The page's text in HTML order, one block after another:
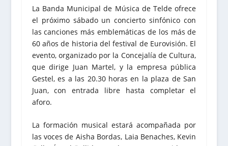
La Banda Municipal de Música de Telde ofrece
el próximo sábado un concierto sinfónico con
las canciones más emblemáticas de los más de
60 años de historia del festival de Eurovisión. El
evento, organizado por la Concejalía de Cultura,
que dirige Juan Martel, y la empresa pública
Gestel, es a las 20.30 horas en la plaza de San
Juan, con entrada libre hasta completar el
aforo.
La formación musical estará acompañada por
las voces de Aisha Bordas, Laia Benaches, Kevin